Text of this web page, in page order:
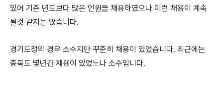
있어 기존 년도보다 많은 인원을 채용하였으나 이런 채용이 계속
될것 같지는 않습니다.
경기도청의 경우 소수지만 꾸준히 채용이 있었습니다. 최근에는
충북도 몇년간 채용이 있었느나 소수입니다.